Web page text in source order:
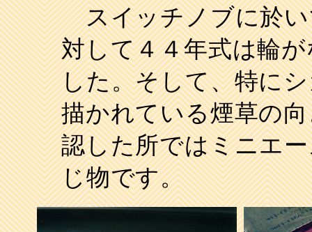
スイッチノブに於い
対して４４年式は輪
した。そして、特に
描かれている煙草の
認した所ではミニエ
じ物です。